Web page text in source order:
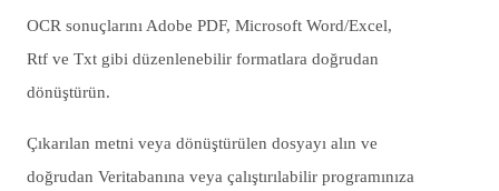
OCR sonuçlarını Adobe PDF, Microsoft Word/Excel,
Rtf ve Txt gibi düzenlenebilir formatlara doğrudan
dönüştürün.
Çıkarılan metni veya dönüştürülen dosyayı alın ve
doğrudan Veritabanına veya çalıştırılabilir programınıza